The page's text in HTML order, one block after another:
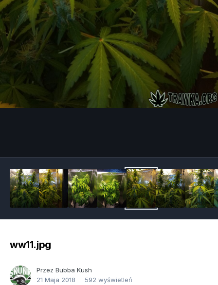
ww11.jpg
Przez Bubba Kush
21 Maja 2018
592 wyświetleń